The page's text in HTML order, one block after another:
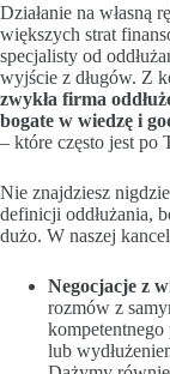
Działanie na własną
większych strat
specjalisty od
wyjście z długów. Z
zwykła firma
bogate w wiedzę i
– które często jest po
Nie znajdziesz
definicji oddłużania,
dużo. W naszej
Negocjacje z
rozmów z
lub